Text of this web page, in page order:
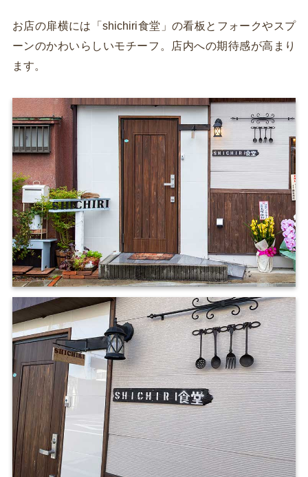
お店の扉横には「shichiri食堂」の看板とフォークやスプ
ーンのかわいらしいモチーフ。店内への期待感が高まり
ます。